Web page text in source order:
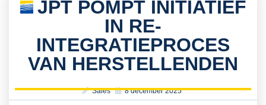
JPT POMPT INITIATIEF
IN RE-
INTEGRATIEPROCES
VAN HERSTELLENDEN
Sales 8 december 2025